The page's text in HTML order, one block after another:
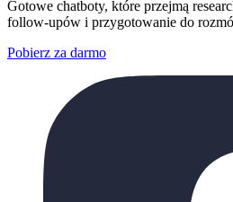
Gotowe chatboty, które przejmą
follow-upów i przygotowanie do
Pobierz za darmo